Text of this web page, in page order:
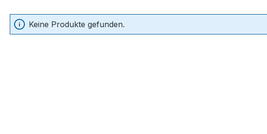
Keine Produkte gefunden.